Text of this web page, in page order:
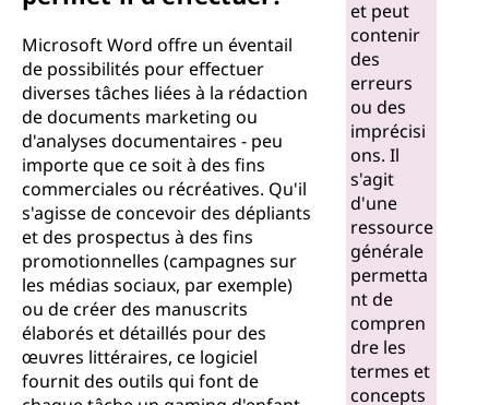
Microsoft Word offre un éventail
de possibilités pour effectuer
diverses tâches liées à la rédaction
de documents marketing ou
d'analyses documentaires - peu
importe que ce soit à des fins
commerciales ou récréatives. Qu'il
s'agisse de concevoir des dépliants
et des prospectus à des fins
promotionnelles (campagnes sur
les médias sociaux, par exemple)
ou de créer des manuscrits
élaborés et détaillés pour des
œuvres littéraires, ce logiciel
fournit des outils qui font de
et peut
contenir
des
erreurs
ou des
imprécisi
ons. Il
s'agit
d'une
ressource
générale
permetta
nt de
compren
dre les
termes et
concepts